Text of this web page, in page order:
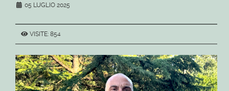
05 LUGLIO 2025
VISITE: 854